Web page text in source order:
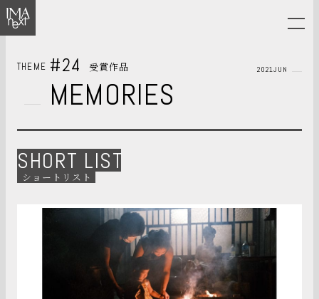
THEME #24 受賞作品 2021JUN
MEMORIES
SHORT LIST
ショートリスト